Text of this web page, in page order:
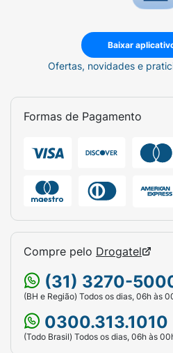
Baixar
Ofertas, novidades e
Formas de Pagamento
Compre pelo Drogatel
(31) 3270-
(BH e Região) Todos os dias, 06h às
0300.313.1010
(Todo Brasil) Todos os dias, 06h às